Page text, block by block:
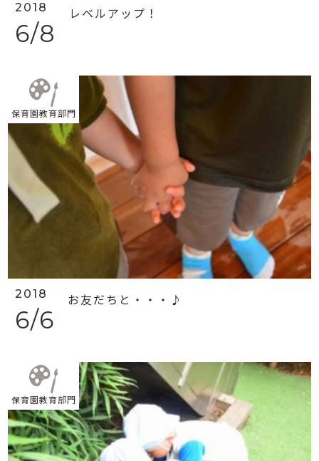
2018
6/8
レベルアップ！
保育園教育部門
2018
6/6
お友だちと・・・♪
保育園教育部門